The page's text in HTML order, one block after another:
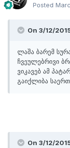
Posted
On 3/12/
ლაშა ბარემ
ჩვეულებრივი
ვიკავებ ამ
გაიქლიბა
On 3/12/